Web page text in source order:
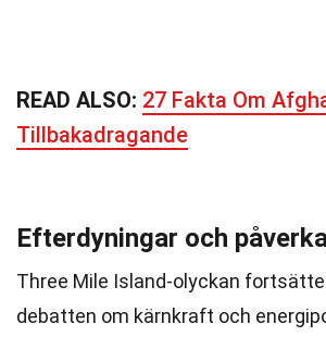
READ ALSO: 27 Fakta Om
Tillbakadragande
Efterdyningar och
Three Mile Island-olyckan
debatten om kärnkraft och